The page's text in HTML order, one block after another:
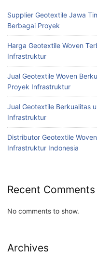
Supplier Geotextile Jawa
Berbagai Proyek
Harga Geotextile Woven
Infrastruktur
Jual Geotextile Woven
Proyek Infrastruktur
Jual Geotextile Berkualitas
Infrastruktur
Distributor Geotextile
Infrastruktur Indonesia
Recent Comments
No comments to show.
Archives